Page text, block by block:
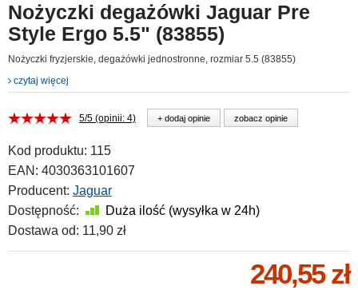
Nożyczki degażówki Jaguar Pre
Style Ergo 5.5" (83855)
Nożyczki fryzjerskie, degażówki jednostronne, rozmiar 5.5 (83855)
czytaj więcej
5/5 (opinii: 4) + dodaj opinie zobacz opinie
Kod produktu: 115
EAN: 4030363101607
Producent: Jaguar
Dostępność:
Duża ilość (wysyłka w 24h)
Dostawa od: 11,90 zł
240,55 zł